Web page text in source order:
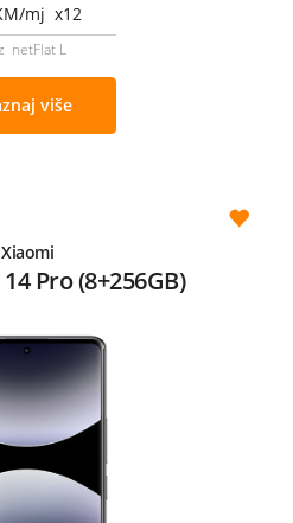
mj x12
netFlat L
više
Xiaomi
Pro (8+256GB)